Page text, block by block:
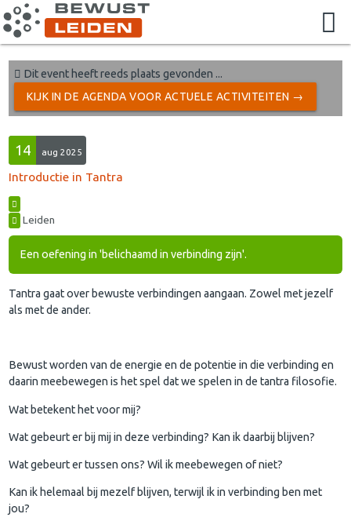
Dit event heeft reeds plaats gevonden ...
KIJK IN DE AGENDA VOOR ACTUELE ACTIVITEITEN →
14 aug 2025
Introductie in Tantra
Leiden
Een oefening in 'belichaamd in verbinding zijn'.
Tantra gaat over bewuste verbindingen aangaan. Zowel met jezelf
als met de ander.
Bewust worden van de energie en de potentie in die verbinding en
daarin meebewegen is het spel dat we spelen in de tantra filosofie.
Wat betekent het voor mij?
Wat gebeurt er bij mij in deze verbinding? Kan ik daarbij blijven?
Wat gebeurt er tussen ons? Wil ik meebewegen of niet?
Kan ik helemaal bij mezelf blijven, terwijl ik in verbinding ben met
jou?